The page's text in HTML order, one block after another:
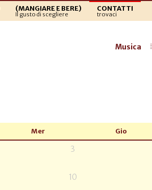
(MANGIARE E BERE)
Il gusto di scegliere
CONTATTI
trovaci
Musica
Mer Gio
3
10